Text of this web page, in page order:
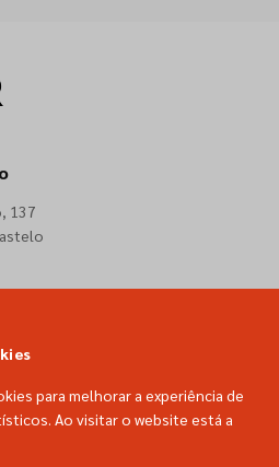
137
para melhorar a experiência de
Ao visitar o website está a